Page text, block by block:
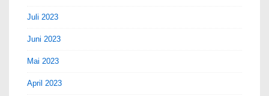
Juli 2023
Juni 2023
Mai 2023
April 2023